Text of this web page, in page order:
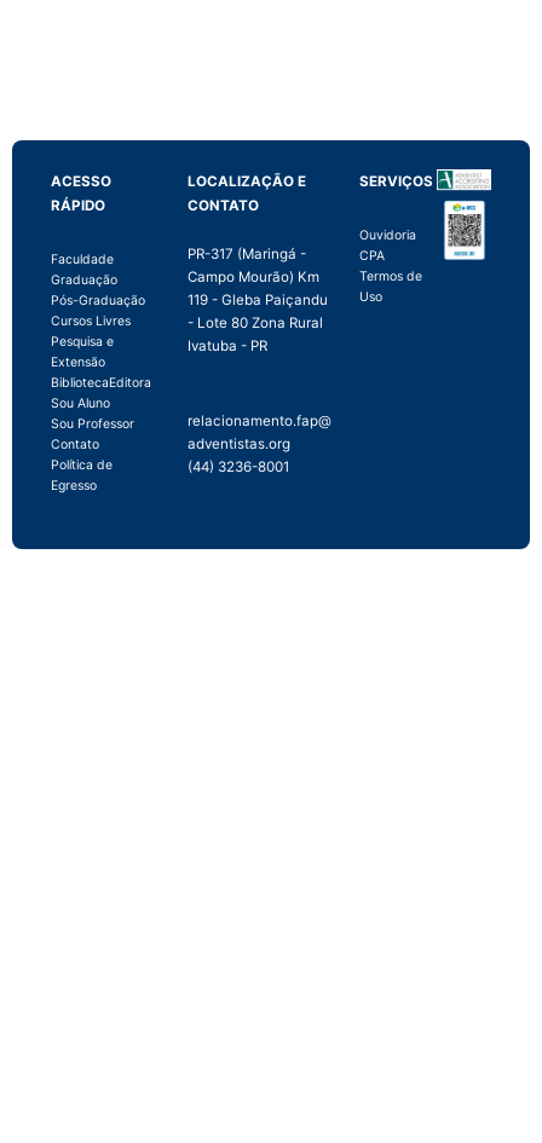
ACESSO
RÁPIDO
Faculdade
Graduação
Pós-Graduação
Cursos Livres
Pesquisa e
Extensão
BibliotecaEditora
Sou Aluno
Sou Professor
Contato
Política de
Egresso
LOCALIZAÇÃO E
CONTATO
PR-317 (Maringá -
Campo Mourão) Km
119 - Gleba Paiçandu
- Lote 80 Zona Rural
Ivatuba - PR
relacionamento.fap@
adventistas.org
(44) 3236-8001
SERVIÇOS
Ouvidoria
CPA
Termos de
Uso